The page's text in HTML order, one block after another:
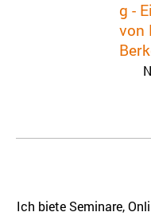
Ich biete Seminare,